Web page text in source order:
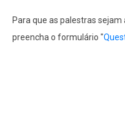
Para que as palestras
preencha o formulário "